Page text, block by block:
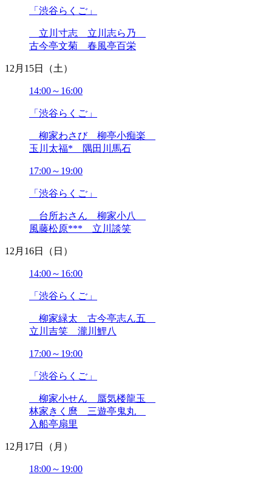
2024年08月
2024年06月
2024年05月
2024年04月
2024年03月
2024年02月
2023年12月
2023年10月
2023年09月
2023年08月
2023年07月
2023年06月
2023年04月
2023年03月
2023年01月
2022年11月
2022年10月
2022年08月
2022年07月
2022年05月
2022年04月
2022年03月
2022年02月
2022年01月
2021年12月
2021年10月
2021年08月
「渋谷らくご」
立川寸志 立川志ら乃
古今亭文菊 春風亭百栄
12月15日（土）
14:00～16:00
「渋谷らくご」
柳家わさび 柳亭小痴楽
玉川太福* 隅田川馬石
17:00～19:00
「渋谷らくご」
台所おさん 柳家小八
風藤松原*** 立川談笑
12月16日（日）
14:00～16:00
「渋谷らくご」
柳家緑太 古今亭志ん五
立川吉笑 瀧川鯉八
17:00～19:00
「渋谷らくご」
柳家小せん 蜃気楼龍玉
林家きく麿 三遊亭鬼丸
入船亭扇里
12月17日（月）
18:00～19:00